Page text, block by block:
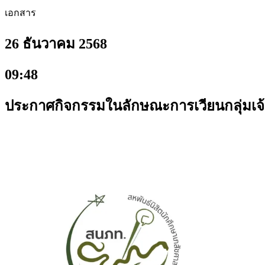
เอกสาร
26 ธันวาคม 2568
09:48
ประกาศกิจกรรมในลักษณะการเวียนกลุ่มเ